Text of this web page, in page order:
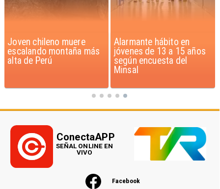
Joven chileno muere
escalando montaña más
alta de Perú
Alarmante hábito en
jóvenes de 13 a 15 años
según encuesta del
Minsal
Facebook
ConectaAPP
SEÑAL ONLINE EN
VIVO